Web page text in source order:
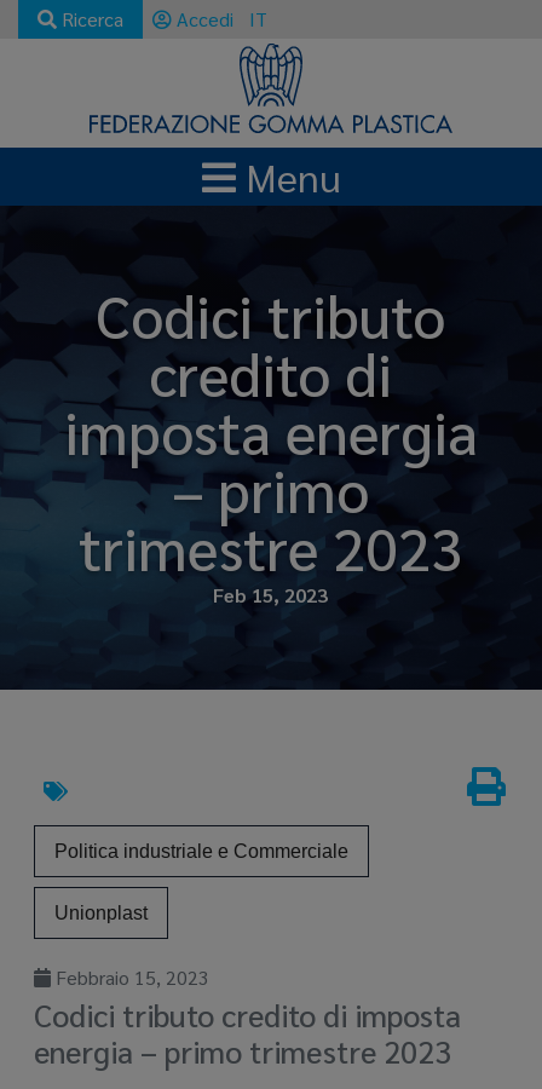
Ricerca Accedi IT
Menu
Codici tributo
credito di
imposta energia
– primo
trimestre 2023
Feb 15, 2023
Politica industriale e Commerciale
Unionplast
Febbraio 15, 2023
Codici tributo credito di imposta
energia – primo trimestre 2023